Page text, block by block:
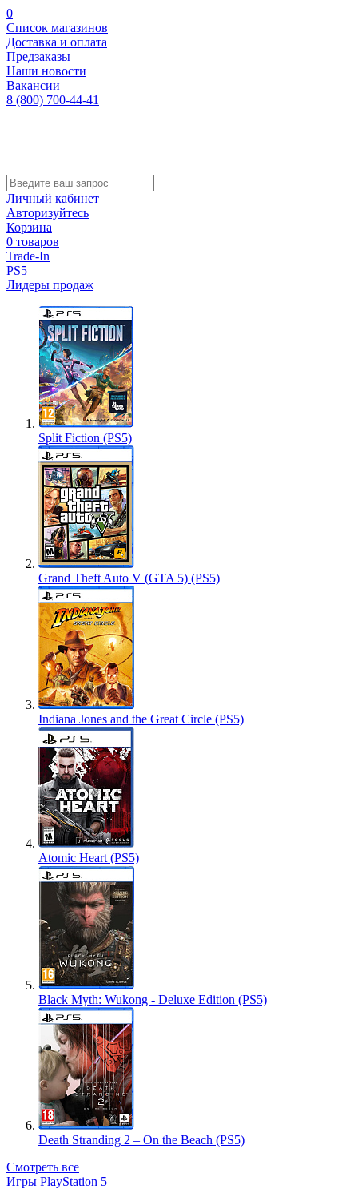
0
Список магазинов
Доставка и оплата
Предзаказы
Наши новости
Вакансии
8 (800) 700-44-41
Личный кабинет
Авторизуйтесь
Корзина
0 товаров
Trade-In
PS5
Лидеры продаж
Split Fiction (PS5)
Grand Theft Auto V (GTA 5) (PS5)
Indiana Jones and the Great Circle (PS5)
Atomic Heart (PS5)
Black Myth: Wukong - Deluxe Edition (PS5)
Death Stranding 2 – On the Beach (PS5)
Смотреть все
Игры PlayStation 5